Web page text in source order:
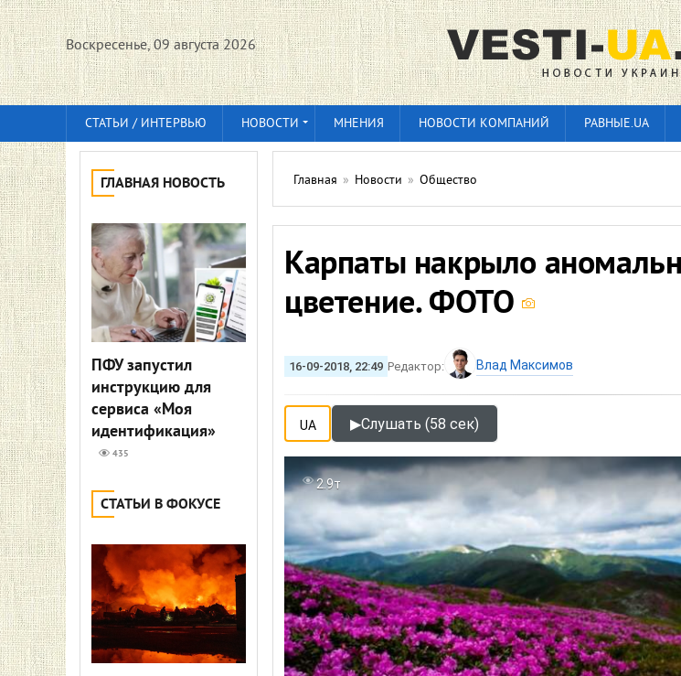
Воскресенье, 09 августа 2026
СТАТЬИ / ИНТЕРВЬЮ НОВОСТИ МНЕНИЯ НОВОСТИ КОМПАНИЙ РАВНЫЕ.UA
ГЛАВНАЯ НОВОСТЬ
ПФУ запустил
инструкцию для
сервиса «Моя
идентификация»
435
СТАТЬИ В ФОКУСЕ
Главная » Новости » Общество
Карпаты накрыло
цветение. ФОТО
16-09-2018, 22:49 Редактор: Влад Максимов
UA ▶Слушать (58 сек)
2.9т